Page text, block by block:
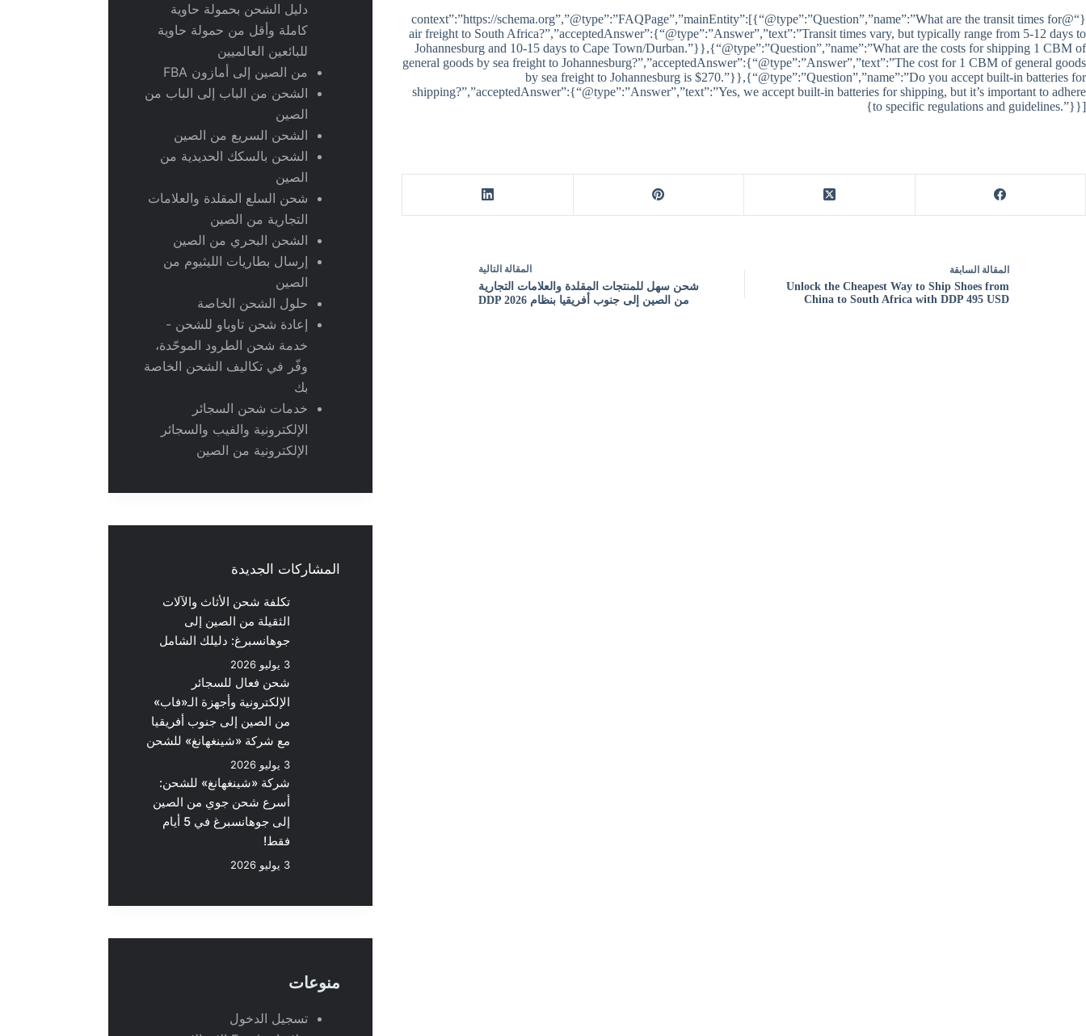
{“@context”:”https://schema.org”,”@type”:”FAQPage”,”mainEntity”:[{“@type”:”Question”,”name”:”What are the transit times for
air freight to South Africa?”,”acceptedAnswer”:{“@type”:”Answer”,”text”:”Transit times vary, but typically range from 5-12 days to
Johannesburg and 10-15 days to Cape Town/Durban.”}},{“@type”:”Question”,”name”:”What are the costs for shipping 1 CBM of
general goods by sea freight to Johannesburg?”,”acceptedAnswer”:{“@type”:”Answer”,”text”:”The cost for 1 CBM of general goods
by sea freight to Johannesburg is $270.”}},{“@type”:”Question”,”name”:”Do you accept built-in batteries for
shipping?”,”acceptedAnswer”:{“@type”:”Answer”,”text”:”Yes, we accept built-in batteries for shipping, but it’s important to adhere
to specific regulations and guidelines.”}}]}
المقالة السابقة
Unlock the Cheapest Way to Ship Shoes from
China to South Africa with DDP 495 USD
المقالة التالية
شحن سهل للمنتجات المقلدة والعلامات التجارية
من الصين إلى جنوب أفريقيا بنظام DDP 2026
دليل الشحن بحمولة حاوية
كاملة وأقل من حمولة حاوية
للبائعين العالميين
من الصين إلى أمازون FBA
الشحن من الباب إلى الباب من
الصين
الشحن السريع من الصين
الشحن بالسكك الحديدية من
الصين
شحن السلع المقلدة والعلامات
التجارية من الصين
الشحن البحري من الصين
إرسال بطاريات الليثيوم من
الصين
حلول الشحن الخاصة
إعادة شحن تاوباو للشحن -
خدمة شحن الطرود الموحّدة،
وفّر في تكاليف الشحن الخاصة
بك
خدمات شحن السجائر
الإلكترونية والفيب والسجائر
الإلكترونية من الصين
المشاركات الجديدة
تكلفة شحن الأثاث والآلات
الثقيلة من الصين إلى
جوهانسبرغ: دليلك الشامل
3 يوليو 2026
شحن فعال للسجائر
الإلكترونية وأجهزة الـ«فاب»
من الصين إلى جنوب أفريقيا
مع شركة «شينغهانغ» للشحن
3 يوليو 2026
شركة «شينغهانغ» للشحن:
أسرع شحن جوي من الصين
إلى جوهانسبرغ في 5 أيام
فقط!
3 يوليو 2026
منوعات
تسجيل الدخول